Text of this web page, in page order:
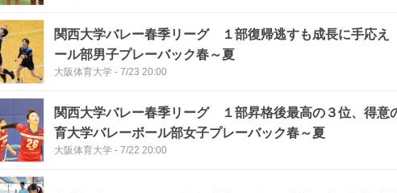
関西大学バレー春季リーグ １部復帰逃すも成長に手応
ール部男子プレーバック春～夏
大阪体育大学 - 7/23 20:00
関西大学バレー春季リーグ １部昇格後最高の３位、得
育大学バレーボール部女子プレーバック春～夏
大阪体育大学 - 7/22 20:00